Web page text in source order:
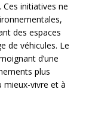
initiatives ne
des espaces
de véhicules. Le
d’une
plus
mieux-vivre et à